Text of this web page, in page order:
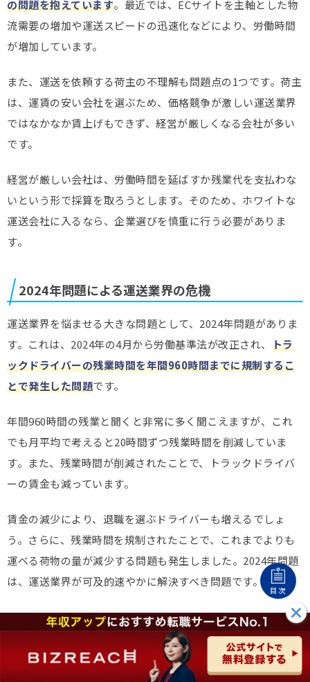
の問題を抱えています。最近では、ECサイトを主軸とした物
流需要の増加や運送スピードの迅速化などにより、労働時間
が増加しています。
また、運送を依頼する荷主の不理解も問題点の1つです。荷主
は、運賃の安い会社を選ぶため、価格競争が激しい運送業界
ではなかなか賃上げもできず、経営が厳しくなる会社が多い
です。
経営が厳しい会社は、労働時間を延ばすか残業代を支払わな
いという形で採算を取ろうとします。そのため、ホワイトな
運送会社に入るなら、企業選びを慎重に行う必要がありま
す。
2024年問題による運送業界の危機
運送業界を悩ませる大きな問題として、2024年問題がありま
す。これは、2024年の4月から労働基準法が改正され、 トラ
ックドライバーの残業時間を年間960時間までに規制するこ
とで発生した問題です。
年間960時間の残業と聞くと非常に多く聞こえますが、これ
でも月平均で考えると20時間ずつ残業時間を削減していま
す。また、残業時間が削減されたことで、トラックドライバ
ーの賃金も減っています。
賃金の減少により、退職を選ぶドライバーも増えるでしょ
う。さらに、残業時間を規制されたことで、これまでよりも
運べる荷物の量が減少する問題も発生しました。2024年問題
は、運送業界が可及的速やかに解決すべき問題です。
入ったほうがいいまともな運送会社の特徴
目次